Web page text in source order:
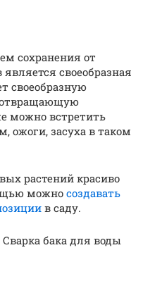
сохранения от
своеобразная
своеобразную
можно встретить
ожоги, засуха в таком
растений красиво
можно создавать
в саду.
бака для воды